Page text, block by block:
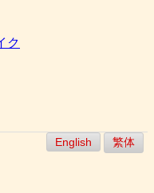
ク
English 繁体